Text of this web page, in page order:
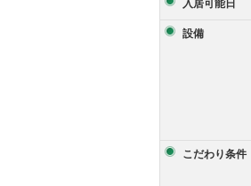
入居可能日
設備
こだわり条件